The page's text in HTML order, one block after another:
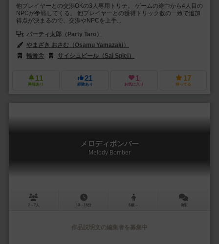
他プレイヤーとの交渉OKの3人専用トリテ。 ゲームの途中から4人目の
NPCが参戦してくる。 他プレイヤーとの獲得トリック数の一致で追加
得点が決まるので、交渉やNPCを上手...
パーティ太郎（Party Taro）
やまざき おさむ（Osamu Yamazaki）
輪骨舎
サイシュピール（Sai Spiel）
11
興味あり
21
経験あり
1
お気に入り
17
持ってる
メロディボンバー
Melody Bomber
2～7人 10～15分 6歳～ 0件
作品説明文の編集者を募集中